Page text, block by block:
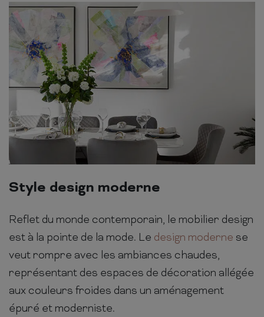
Style design moderne
Reflet du monde contemporain, le mobilier design
est à la pointe de la mode. Le design moderne se
veut rompre avec les ambiances chaudes,
représentant des espaces de décoration allégée
aux couleurs froides dans un aménagement
épuré et moderniste.